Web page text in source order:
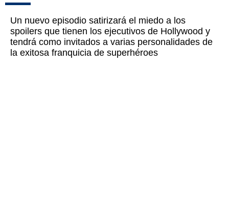
Un nuevo episodio satirizará el miedo a los
spoilers que tienen los ejecutivos de Hollywood y
tendrá como invitados a varias personalidades de
la exitosa franquicia de superhéroes